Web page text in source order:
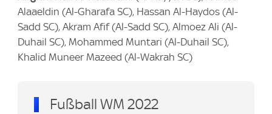
Alaaeldin (Al-Gharafa SC), Hassan Al-Haydos (Al-
Sadd SC), Akram Afif (Al-Sadd SC), Almoez Ali (Al-
Duhail SC), Mohammed Muntari (Al-Duhail SC),
Khalid Muneer Mazeed (Al-Wakrah SC)
Fußball WM 2022